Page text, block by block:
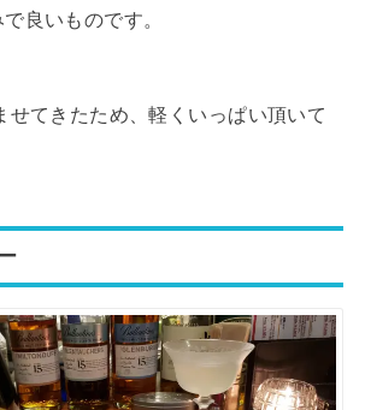
良いものです。
せてきたため、軽くいっぱい頂いて